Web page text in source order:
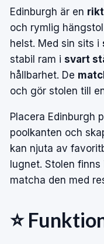
Edinburgh är en
och rymlig
helst. Med sin sits i
stabil ram i svart
hållbarhet. De
och gör stolen till
Placera Edinburgh
poolkanten och
kan njuta av
lugnet. Stolen finns
matcha den med
⭐